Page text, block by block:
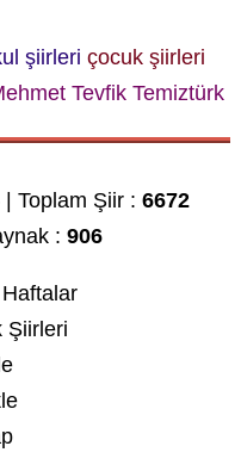
şiirleri çocuk şiirleri
Tevfik Temiztürk
| Toplam Şiir :6672
:906
Şiirleri